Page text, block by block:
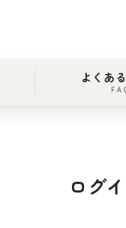
よくあ
ログ